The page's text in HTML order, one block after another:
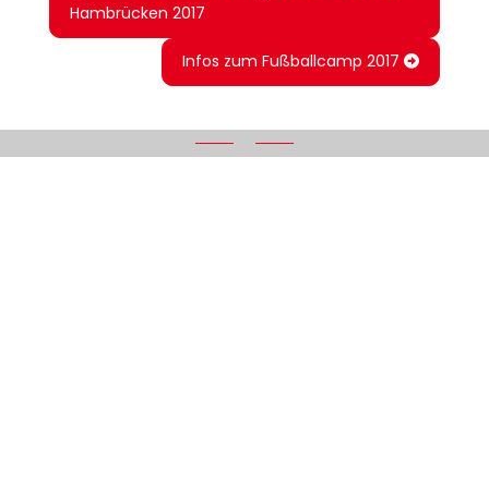
Hambrücken 2017
Infos zum Fußballcamp 2017